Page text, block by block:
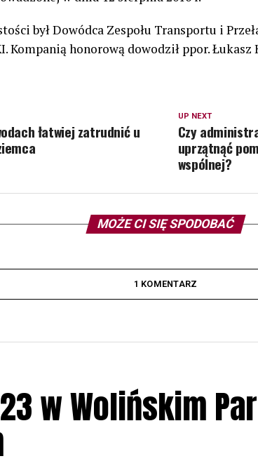
był Dowódca Zespołu Transportu i
Kompanią honorową dowodził ppor. Łukasz
UP NEXT
Czy
uprzątnąć
wspólnej?
łatwiej zatrudnić u
MOŻE CI SIĘ SPODOBAĆ
1 KOMENTARZ
w Wolińskim